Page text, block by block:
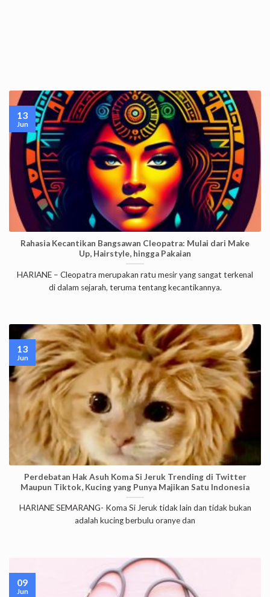
Rahasia Kecantikan Bangsawan Cleopatra: Mulai dari Make
Up, Hairstyle, hingga Pakaian
HARIANE – Cleopatra merupakan ratu mesir yang sangat terkenal
di dalam sejarah, teruma tentang kecantikannya.
13
Jun
Perdebatan Hak Asuh Koma Si Jeruk Trending di Twitter
Maupun Tiktok, Kucing yang Punya Majikan Satu Indonesia
HARIANE SEMARANG- Koma Si Jeruk tidak lain dan tidak bukan
adalah kucing berbulu oranye dan
13
Jun
09
Jun